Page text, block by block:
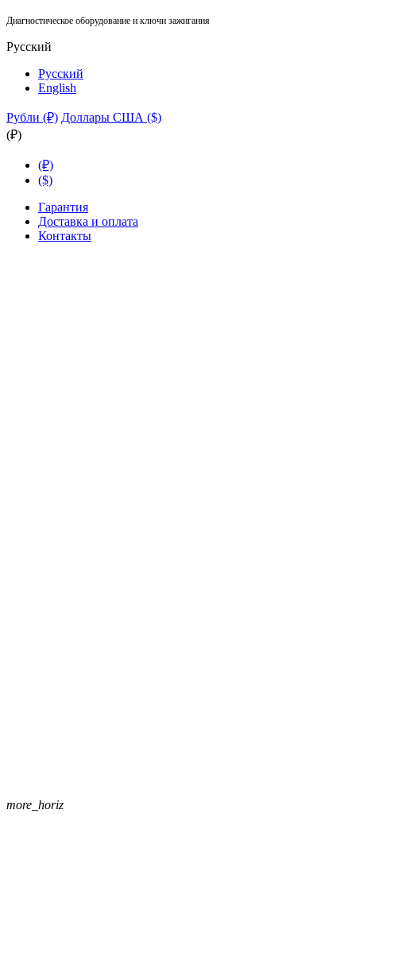
Диагностическое оборудование и ключи зажигания
Русский
Русский
English
Рубли (₽) Доллары США ($)
(₽)
(₽)
($)
Гарантия
Доставка и оплата
Контакты
more_horiz